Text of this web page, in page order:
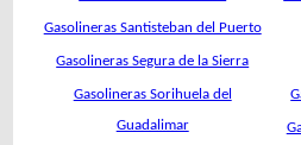
Gasolineras Santisteban del Puerto
Gasolineras Segura de la Sierra
Gasolineras Sorihuela del
Guadalimar